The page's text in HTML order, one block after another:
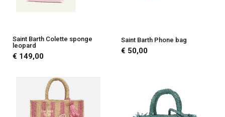
Saint Barth Colette sponge
leopard
€ 149,00
Saint Barth Phone bag
€ 50,00